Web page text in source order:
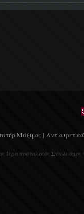
Μάξιμος |
Ιεραποστολικός